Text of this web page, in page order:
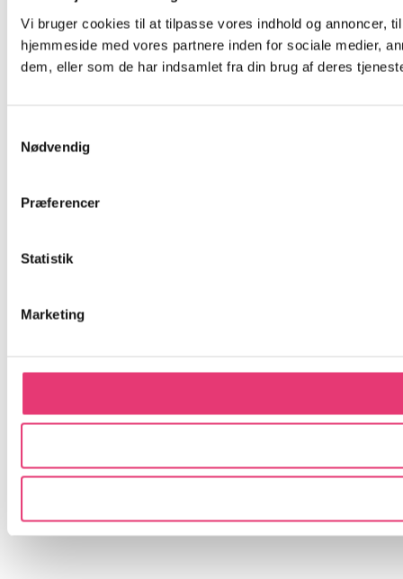
Vi bruger cookies til at tilpasse vores indhold og annoncer,
hjemmeside med vores partnere inden for sociale medier,
dem, eller som de har indsamlet fra din brug af deres
Nødvendig
Præferencer
Statistik
Marketing